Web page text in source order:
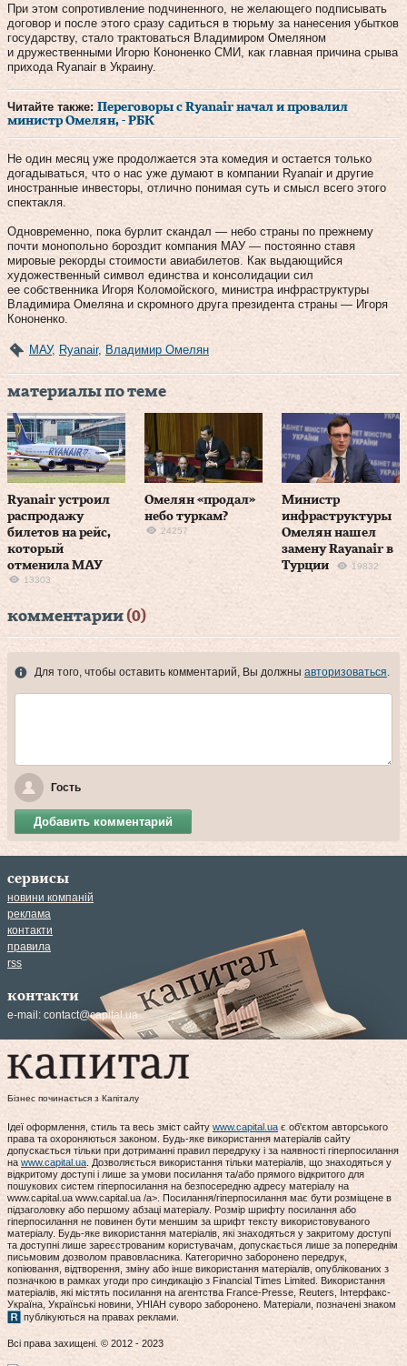
При этом сопротивление подчиненного, не желающего подписывать
договор и после этого сразу садиться в тюрьму за нанесения убытков
государству, стало трактоваться Владимиром Омеляном
и дружественными Игорю Кононенко СМИ, как главная причина срыва
прихода Ryanair в Украину.
Читайте также: Переговоры с Ryanair начал и провалил
министр Омелян, - РБК
Не один месяц уже продолжается эта комедия и остается только
догадываться, что о нас уже думают в компании Ryanair и другие
иностранные инвесторы, отлично понимая суть и смысл всего этого
спектакля.
Одновременно, пока бурлит скандал — небо страны по прежнему
почти монопольно бороздит компания МАУ — постоянно ставя
мировые рекорды стоимости авиабилетов. Как выдающийся
художественный символ единства и консолидации сил
ее собственника Игоря Коломойского, министра инфраструктуры
Владимира Омеляна и скромного друга президента страны — Игоря
Кононенко.
МАУ, Ryanair, Владимир Омелян
материалы по теме
Ryanair устроил
распродажу
билетов на рейс,
который
отменила МАУ
13303
Омелян «продал»
небо туркам?
24257
Министр
инфраструктуры
Омелян нашел
замену Rayanair в
Турции
19832
комментарии (0)
Для того, чтобы оставить комментарий, Вы должны авторизоваться.
Гость
Добавить комментарий
сервисы
новини компаній
реклама
контакти
правила
rss
контакти
e-mail: contact@capital.ua
Бізнес починається з Капіталу
Ідеї оформлення, стиль та весь зміст сайту www.capital.ua є об'єктом авторського
права та охороняються законом. Будь-яке використання матеріалів сайту
допускається тільки при дотриманні правил передруку і за наявності гіперпосилання
наwww.capital.ua. Дозволяється використання тільки матеріалів, що знаходяться у
відкритому доступі і лише за умови посилання та/або прямого відкритого для
пошукових систем гіперпосилання на безпосередню адресу матеріалу на
www.capital.ua www.capital.ua /a>. Посилання/гіперпосилання має бути розміщене в
підзаголовку або першому абзаці матеріалу. Розмір шрифту посилання або
гіперпосилання не повинен бути меншим за шрифт тексту використовуваного
матеріалу. Будь-яке використання матеріалів, які знаходяться у закритому доступі
та доступні лише зареєстрованим користувачам, допускається лише за попереднім
письмовим дозволом правовласника. Категорично заборонено передрук,
копіювання, відтворення, зміну або інше використання матеріалів, опублікованих з
позначкою в рамках угоди про синдикацію з Financial Times Limited. Використання
матеріалів, які містять посилання на агентства France-Presse, Reuters, Інтерфакс-
Україна, Українські новини, УНІАН суворо заборонено. Матеріали, позначені знаком
публікуються на правах реклами.
Всі права захищені. © 2012 - 2023